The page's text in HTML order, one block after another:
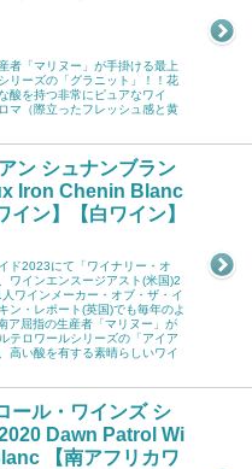
者「マリヌー」が手掛ける最上
リーズの「グラニット」！！花
酸を持つ非常にピュアなワイ
マ（際立ったフレッシュ感と黄
ン シュナンブラン
Iron Chenin Blanc
イン】【白ワイン】
ド2023にて「ワイナリー・オ
ワインエンスージアスト(米国)2
ワインメーカー・オブ・ザ・イ
ン・レポート(英国)でも毎年のよ
ア屈指の生産者「マリヌー」が
テロワールシリーズの「アイア
高い酸を有する素晴らしいワイ
ール・ワインズ シ
Dawn Patrol Wi
【南アフリカワ